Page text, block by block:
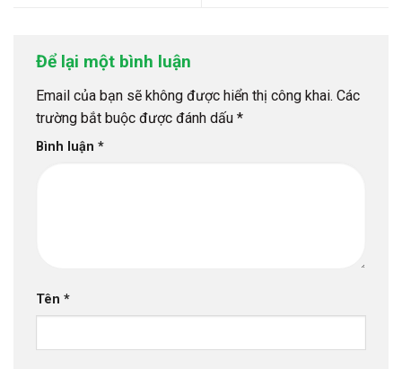
Để lại một bình luận
Email của bạn sẽ không được hiển thị công khai. Các
trường bắt buộc được đánh dấu *
Bình luận *
Tên *